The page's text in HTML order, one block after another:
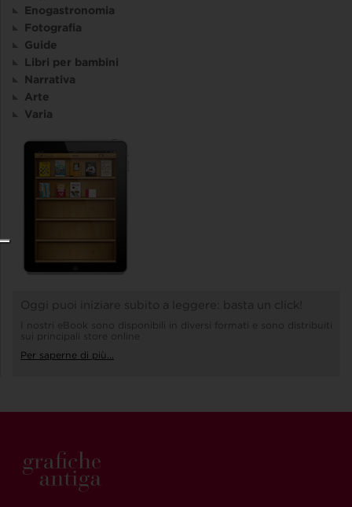
Enogastronomia
Fotografia
Guide
Libri per bambini
Narrativa
Arte
Varia
Oggi puoi iniziare subito a leggere: basta un click!
I nostri eBook sono disponibili in diversi formati e sono distribuiti
sui principali store online
Per saperne di più...